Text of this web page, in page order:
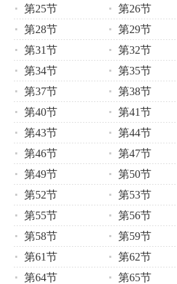
第25节
第26节
第28节
第29节
第31节
第32节
第34节
第35节
第37节
第38节
第40节
第41节
第43节
第44节
第46节
第47节
第49节
第50节
第52节
第53节
第55节
第56节
第58节
第59节
第61节
第62节
第64节
第65节